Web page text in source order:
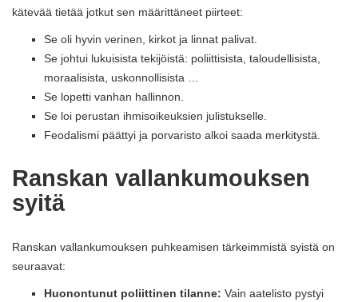
kätevää tietää jotkut sen määrittäneet piirteet:
Se oli hyvin verinen, kirkot ja linnat palivat.
Se johtui lukuisista tekijöistä: poliittisista, taloudellisista,
moraalisista, uskonnollisista …
Se lopetti vanhan hallinnon.
Se loi perustan ihmisoikeuksien julistukselle.
Feodalismi päättyi ja porvaristo alkoi saada merkitystä.
Ranskan vallankumouksen
syitä
Ranskan vallankumouksen puhkeamisen tärkeimmistä syistä on
seuraavat:
Huonontunut poliittinen tilanne: Vain aatelisto pystyi